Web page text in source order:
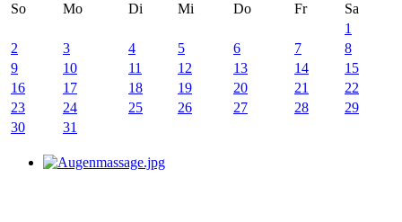
So
Mo Di Mi Do Fr
Sa
1
2
3 4 5 6 7
8
9
10 11 12 13 14
15
16
17 18 19 20 21
22
23
24 25 26 27 28
29
30
31